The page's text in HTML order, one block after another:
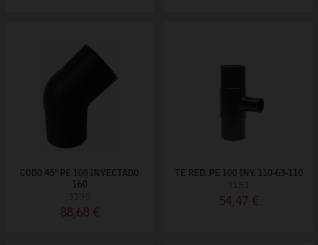
CODO 45º PE 100 INYECTADO
160
3135
88,68 €
TE RED. PE 100 INY. 110-63-110
3151
54,47 €